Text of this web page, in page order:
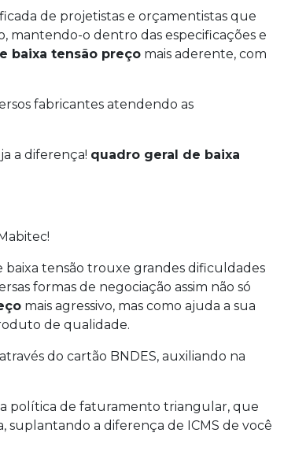
de projetistas e orçamentistas que
mantendo-o dentro das especificações e
baixa tensão preço mais aderente, com
fabricantes atendendo as
a diferença! quadro geral de baixa
tensão trouxe grandes dificuldades
formas de negociação assim não só
mais agressivo, mas como ajuda a sua
de qualidade.
do cartão BNDES, auxiliando na
política de faturamento triangular, que
a diferença de ICMS de você